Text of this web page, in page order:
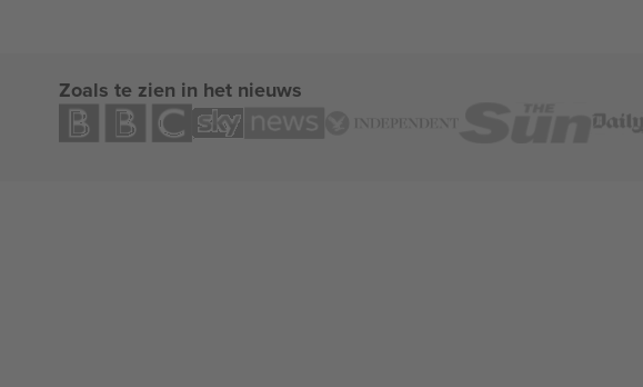
Zoals te zien in het nieuws